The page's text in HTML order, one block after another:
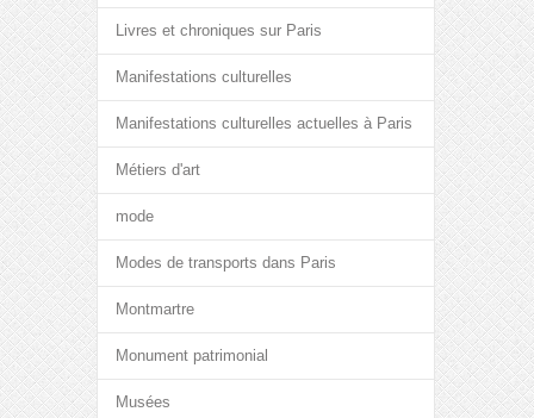
Livres et chroniques sur Paris
Manifestations culturelles
Manifestations culturelles actuelles à Paris
Métiers d'art
mode
Modes de transports dans Paris
Montmartre
Monument patrimonial
Musées